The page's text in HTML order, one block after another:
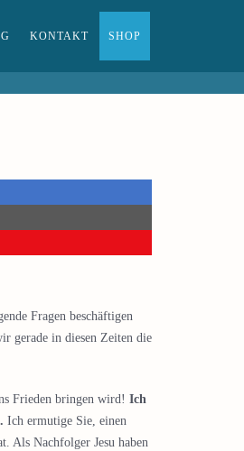
KONTAKT SHOP
Fragen beschäftigen
gerade in diesen Zeiten die
Frieden bringen wird! Ich
Ich ermutige Sie, einen
Als Nachfolger Jesu haben